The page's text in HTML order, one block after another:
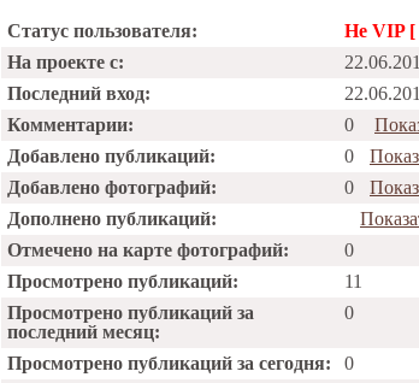
Статус пользователя: Не VIP [
На проекте с:
Последний вход:
Комментарии:
0
Добавлено публикаций:
0
Добавлено фотографий:
0
Дополнено публикаций:
Отмечено на карте фотографий:
0
Просмотрено публикаций:
11
Просмотрено публикаций за
последний месяц:
0
Просмотрено публикаций за сегодня:
0